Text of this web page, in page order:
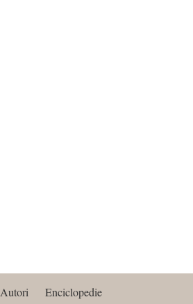
Autori Enciclopedie